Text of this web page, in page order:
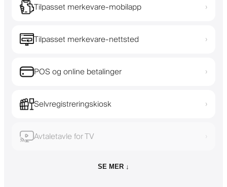
Tilpasset merkevare-mobilapp ›
Tilpasset merkevare-nettsted ›
POS og online betalinger ›
Selvregistreringskiosk ›
Avtaletavle for TV ›
SE MER ↓